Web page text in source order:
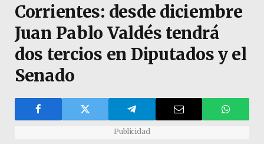
Corrientes: desde diciembre
Juan Pablo Valdés tendrá
dos tercios en Diputados y el
Senado
Publicidad